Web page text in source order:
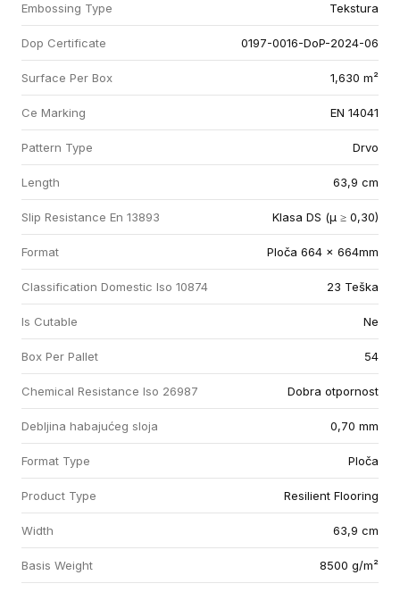
Embossing Type Tekstura
Dop Certificate 0197-0016-DoP-2024-06
Surface Per Box 1,630 m²
Ce Marking EN 14041
Pattern Type Drvo
Length 63,9 cm
Slip Resistance En 13893 Klasa DS (µ ≥ 0,30)
Format Ploča 664 x 664mm
Classification Domestic Iso 10874 23 Teška
Is Cutable Ne
Box Per Pallet 54
Chemical Resistance Iso 26987 Dobra otpornost
Debljina habajućeg sloja 0,70 mm
Format Type Ploča
Product Type Resilient Flooring
Width 63,9 cm
Basis Weight 8500 g/m²